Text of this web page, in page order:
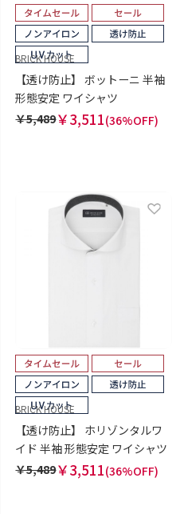
BRICK HOUSE
【透け防止】 ボットーニ 半袖
形態安定 ワイシャツ
￥5,489￥3,511(36%OFF)
BRICK HOUSE
【透け防止】 ホリゾンタルワ
イド 半袖 形態安定 ワイシャツ
￥5,489￥3,511(36%OFF)